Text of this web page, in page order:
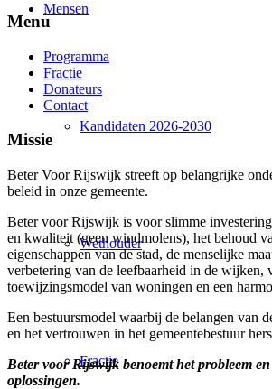
Mensen
Kandidaten 2026-2030
Wethouder
Fractie
Menu
Programma
Fractie
Donateurs
Contact
Missie
Beter Voor Rijswijk streeft op belangrijke
beleid in onze gemeente.
Beter voor Rijswijk is voor slimme
en kwaliteit (geen windmolens), het behoud
eigenschappen van de stad, de menselijke
verbetering van de leefbaarheid in de wijken,
toewijzingsmodel van woningen en een
Een bestuursmodel waarbij de belangen van
en het vertrouwen in het gemeentebestuur
Beter voor Rijswijk benoemt het probleem
oplossingen.